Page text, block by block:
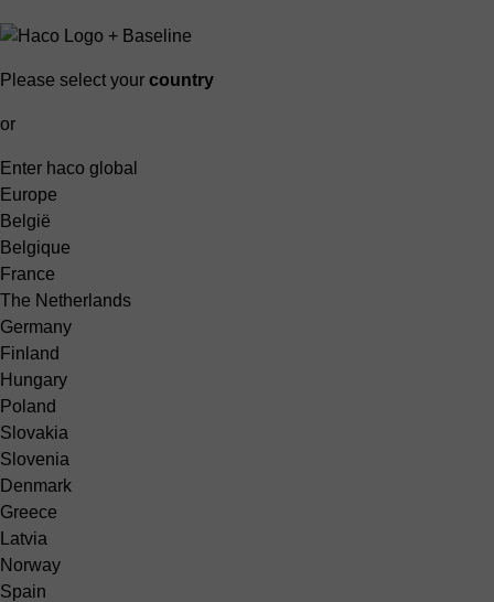
Please select your country
or
Enter haco global
Europe
België
Belgique
France
The Netherlands
Germany
Finland
Hungary
Poland
Slovakia
Slovenia
Denmark
Greece
Latvia
Norway
Spain